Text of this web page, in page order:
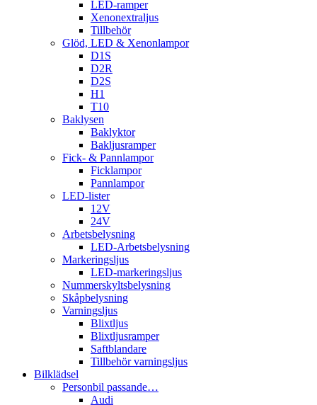
LED-ramper
Xenonextraljus
Tillbehör
Glöd, LED & Xenonlampor
D1S
D2R
D2S
H1
T10
Baklysen
Baklyktor
Bakljusramper
Fick- & Pannlampor
Ficklampor
Pannlampor
LED-lister
12V
24V
Arbetsbelysning
LED-Arbetsbelysning
Markeringsljus
LED-markeringsljus
Nummerskyltsbelysning
Skåpbelysning
Varningsljus
Blixtljus
Blixtljusramper
Saftblandare
Tillbehör varningsljus
Bilklädsel
Personbil passande…
Audi